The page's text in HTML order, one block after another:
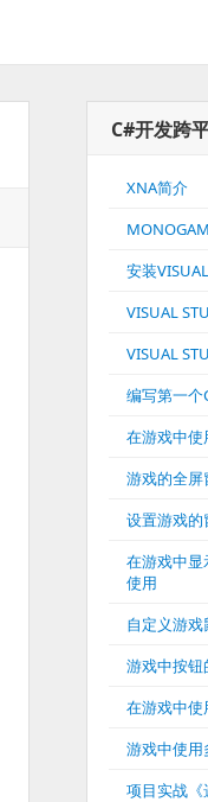
C#开发跨
XNA简介
安装
VISUAL
VISUAL
编写第一个
在游戏中使
游戏的全屏
设置游戏
在游戏中
使用
自定义游
游戏中按钮
在游戏中
游戏中使
项目实战《